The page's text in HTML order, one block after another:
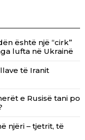
është një “cirk”
lufta në Ukrainë
të Iranit
e Rusisë tani po
njëri – tjetrit, të